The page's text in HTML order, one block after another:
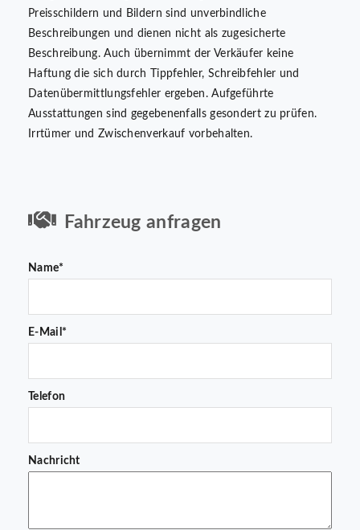
Preisschildern und Bildern sind unverbindliche
Beschreibungen und dienen nicht als zugesicherte
Beschreibung. Auch übernimmt der Verkäufer keine
Haftung die sich durch Tippfehler, Schreibfehler und
Datenübermittlungsfehler ergeben. Aufgeführte
Ausstattungen sind gegebenenfalls gesondert zu prüfen.
Irrtümer und Zwischenverkauf vorbehalten.
Fahrzeug anfragen
Name*
E-Mail*
Telefon
Nachricht